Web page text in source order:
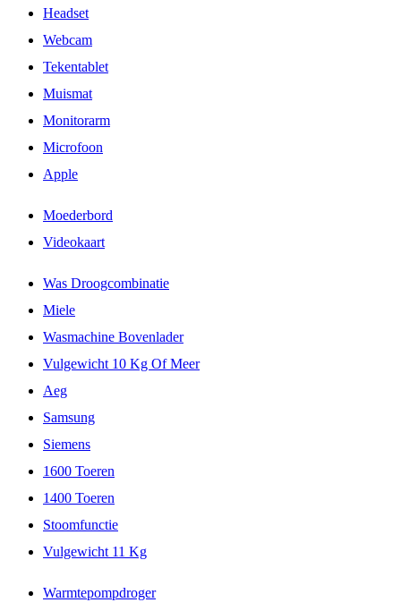
Headset
Webcam
Tekentablet
Muismat
Monitorarm
Microfoon
Apple
Moederbord
Videokaart
Was Droogcombinatie
Miele
Wasmachine Bovenlader
Vulgewicht 10 Kg Of Meer
Aeg
Samsung
Siemens
1600 Toeren
1400 Toeren
Stoomfunctie
Vulgewicht 11 Kg
Warmtepompdroger